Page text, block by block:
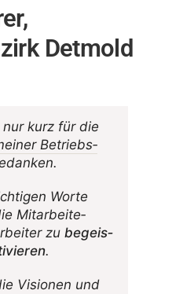
Detmold
kurz für die
Betriebs­
Worte
Mitar­bei­te­
zu begeis­
.
Visionen und